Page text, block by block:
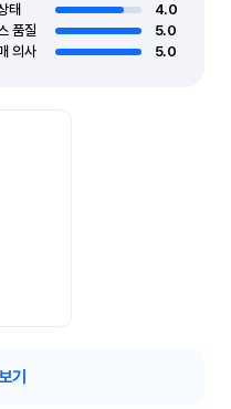
태
4.0
품질
5.0
의사
5.0
기